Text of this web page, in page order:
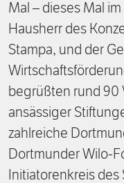
Mal – dieses Mal
Hausherr des
Stampa, und der
begrüßten rund 90
ansässiger
zahlreiche
Dortmunder Wilo-
Initiatorenkreis